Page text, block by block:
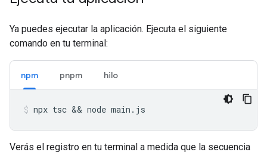
Ya puedes ejecutar la aplicación. Ejecuta el siguiente
comando en tu terminal:
npm pnpm hilo
npx tsc && node main.js
Verás el registro en tu terminal a medida que la secuencia